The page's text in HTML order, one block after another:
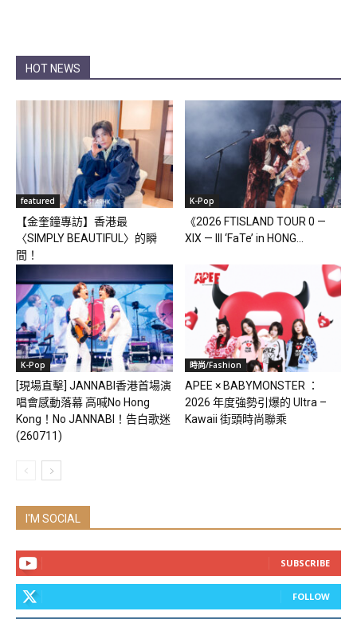
HOT NEWS
featured
【金奎鐘專訪】香港最
〈SIMPLY BEAUTIFUL〉的瞬
間！
K-Pop
《2026 FTISLAND TOUR 0 —
XIX — III ‘FaTe’ in HONG...
K-Pop
[現場直擊] JANNABI香港首場演
唱會感動落幕 高喊No Hong
Kong！No JANNABI！告白歌迷
(260711)
時尚/Fashion
APEE × BABYMONSTER ：
2026 年度強勢引爆的 Ultra –
Kawaii 街頭時尚聯乘
I'M SOCIAL
SUBSCRIBE
FOLLOW